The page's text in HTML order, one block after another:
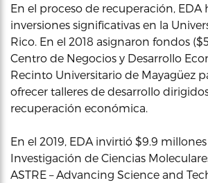
En el proceso de recuperación, EDA
inversiones significativas en la
Rico. En el 2018 asignaron fondos
Centro de Negocios y Desarrollo
Recinto Universitario de Mayagüez
ofrecer talleres de desarrollo
recuperación económica.
En el 2019, EDA invirtió $9.9
Investigación de Ciencias
ASTRE – Advancing Science and